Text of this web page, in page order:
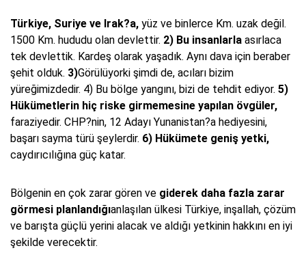
Türkiye, Suriye ve Irak?a, yüz ve binlerce Km. uzak değil.
1500 Km. hududu olan devlettir. 2) Bu insanlarla asırlaca
tek devlettik. Kardeş olarak yaşadık. Aynı dava için beraber
şehit olduk. 3)Görülüyorki şimdi de, acıları bizim
yüreğimizdedir. 4) Bu bölge yangını, bizi de tehdit ediyor. 5)
Hükümetlerin hiç riske girmemesine yapılan övgüler,
faraziyedir. CHP?nin, 12 Adayı Yunanistan?a hediyesini,
başarı sayma türü şeylerdir. 6) Hükümete geniş yetki,
caydırıcılığına güç katar.
Bölgenin en çok zarar gören ve giderek daha fazla zarar
görmesi planlandığıanlaşılan ülkesi Türkiye, inşallah, çözüm
ve barışta güçlü yerini alacak ve aldığı yetkinin hakkını en iyi
şekilde verecektir.